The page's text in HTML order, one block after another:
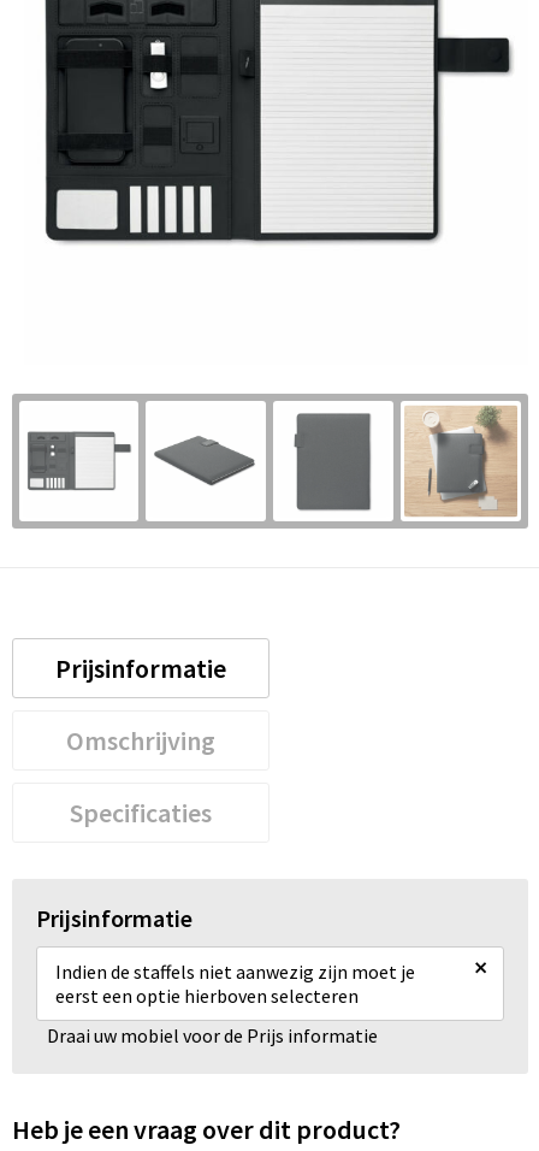
Prijsinformatie
Omschrijving
Specificaties
Prijsinformatie
Indien de staffels niet aanwezig zijn moet je
eerst een optie hierboven selecteren
×
Draai uw mobiel voor de Prijs informatie
Heb je een vraag over dit product?